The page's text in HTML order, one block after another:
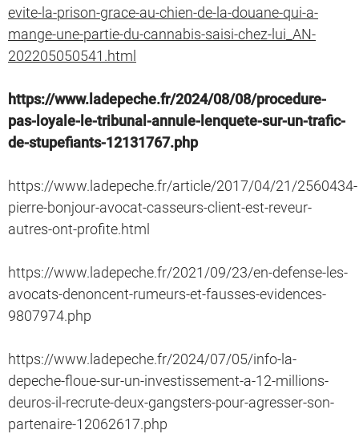
evite-la-prison-grace-au-chien-de-la-douane-qui-a-
mange-une-partie-du-cannabis-saisi-chez-lui_AN-
202205050541.html
https://www.ladepeche.fr/2024/08/08/procedure-
pas-loyale-le-tribunal-annule-lenquete-sur-un-trafic-
de-stupefiants-12131767.php
https://www.ladepeche.fr/article/2017/04/21/2560434-
pierre-bonjour-avocat-casseurs-client-est-reveur-
autres-ont-profite.html
https://www.ladepeche.fr/2021/09/23/en-defense-les-
avocats-denoncent-rumeurs-et-fausses-evidences-
9807974.php
https://www.ladepeche.fr/2024/07/05/info-la-
depeche-floue-sur-un-investissement-a-12-millions-
deuros-il-recrute-deux-gangsters-pour-agresser-son-
partenaire-12062617.php